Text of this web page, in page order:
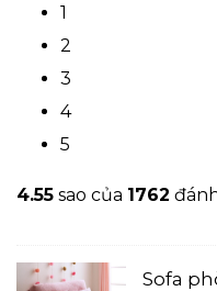
1
2
3
4
5
4.55 sao của 1762
Sofa